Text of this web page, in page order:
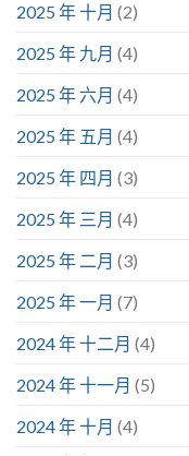
2025 年 十月 (2)
2025 年 九月 (4)
2025 年 六月 (4)
2025 年 五月 (4)
2025 年 四月 (3)
2025 年 三月 (4)
2025 年 二月 (3)
2025 年 一月 (7)
2024 年 十二月 (4)
2024 年 十一月 (5)
2024 年 十月 (4)